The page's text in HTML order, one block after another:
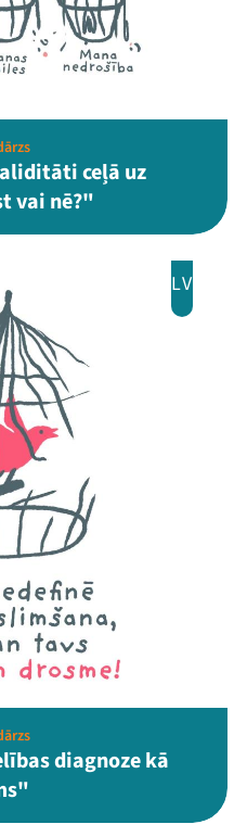
ceļā uz
vai nē?"
LV
diagnoze kā